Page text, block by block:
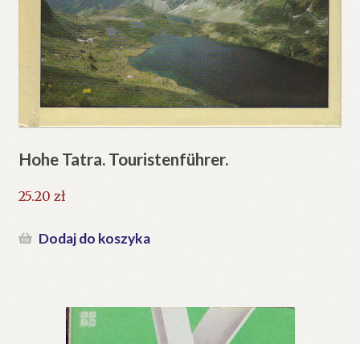
Hohe Tatra. Touristenführer.
25.20 zł
Dodaj do koszyka